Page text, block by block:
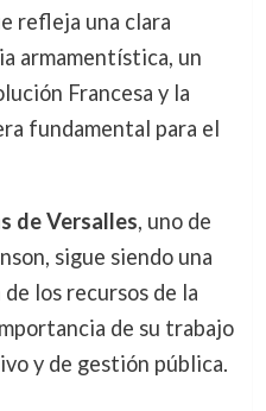
refleja una clara
armamentística, un
Francesa y la
fundamental para el
de Versalles, uno de
sigue siendo una
los recursos de la
de su trabajo
y de gestión pública.